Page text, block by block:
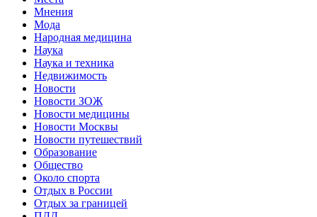
Мнения
Мода
Народная медицина
Наука
Наука и техника
Недвижимость
Новости
Новости ЗОЖ
Новости медицины
Новости Москвы
Новости путешествий
Образование
Общество
Около спорта
Отдых в России
Отдых за границей